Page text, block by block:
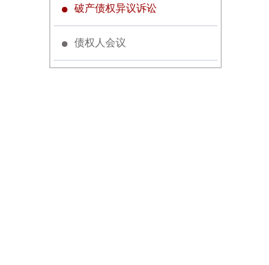
破产债权异议诉讼
债权人会议